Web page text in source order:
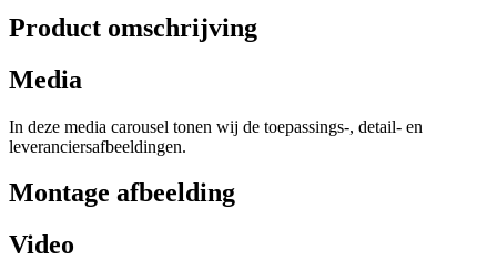
Product omschrijving
Media
In deze media carousel tonen wij de toepassings-, detail- en
leveranciersafbeeldingen.
Montage afbeelding
Video